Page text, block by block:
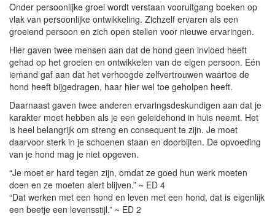
Onder persoonlijke groei wordt verstaan vooruitgang boeken op
vlak van persoonlijke ontwikkeling. Zichzelf ervaren als een
groeiend persoon en zich open stellen voor nieuwe ervaringen.
Hier gaven twee mensen aan dat de hond geen invloed heeft
gehad op het groeien en ontwikkelen van de eigen persoon. Eén
iemand gaf aan dat het verhoogde zelfvertrouwen waartoe de
hond heeft bijgedragen, haar hier wel toe geholpen heeft.
Daarnaast gaven twee anderen ervaringsdeskundigen aan dat je
karakter moet hebben als je een geleidehond in huis neemt. Het
is heel belangrijk om streng en consequent te zijn. Je moet
daarvoor sterk in je schoenen staan en doorbijten. De opvoeding
van je hond mag je niet opgeven.
“Je moet er hard tegen zijn, omdat ze goed hun werk moeten
doen en ze moeten alert blijven.” ~ ED 4
“Dat werken met een hond en leven met een hond, dat is eigenlijk
een beetje een levensstijl.” ~ ED 2